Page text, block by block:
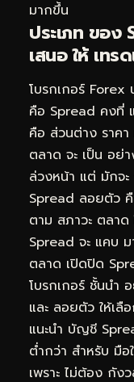
มากขึ้น
ประเภท ของ
เสนอ ให้ เทร
โบรกเกอร์ Forex
คือ Spread คงที่
คือ ส่วนต่าง ราคา
ตลาด จะ เป็น อย่
ล่วงหน้า แต่ มักจ
Spread ลอยตัว
ตาม สภาวะ ตลา
Spread จะ แคบ
ตลาด เปิดปิด
โบรกเกอร์ ชั้นนำ
และ ลอยตัว ให้เลื
แนะนำ บัญชี
ต่ำกว่า สำหรับ มื
เพราะ ไม่ต้อง กัง